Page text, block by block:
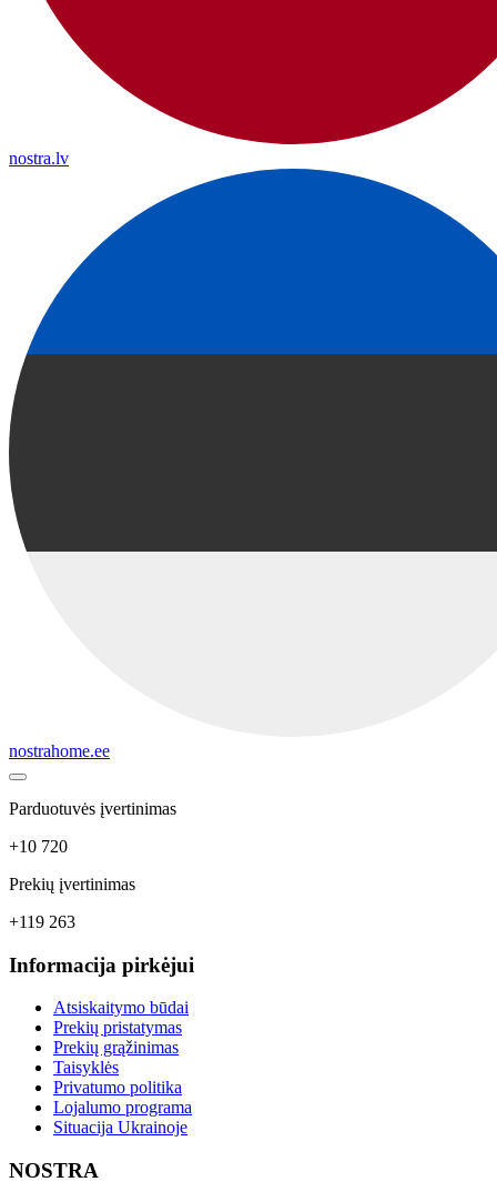
nostra.lv
nostrahome.ee
Parduotuvės įvertinimas
+10 720
Prekių įvertinimas
+119 263
Informacija pirkėjui
Atsiskaitymo būdai
Prekių pristatymas
Prekių grąžinimas
Taisyklės
Privatumo politika
Lojalumo programa
Situacija Ukrainoje
NOSTRA